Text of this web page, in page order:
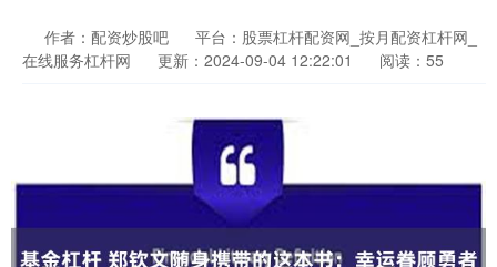
作者：配资炒股吧
平台：股票杠杆配资网_按月配资杠杆网_
在线服务杠杆网
更新：2024-09-04 12:22:01 阅读：55